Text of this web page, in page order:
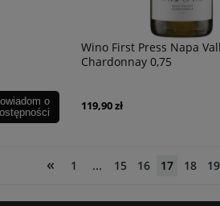
o
Wino First Press Napa
Chardonnay 0,75
119,90 zł
« 1 ... 15 16 17 18 19